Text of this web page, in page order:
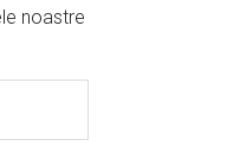
noastre